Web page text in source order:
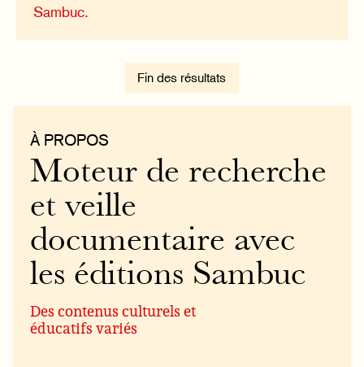
Sambuc.
Fin des résultats
À PROPOS
Moteur de recherche
et veille
documentaire avec
les éditions Sambuc
Des contenus culturels et
éducatifs variés